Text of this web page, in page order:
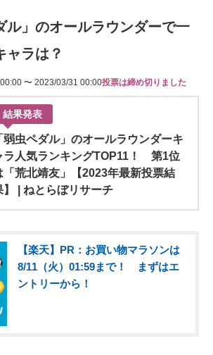
ル」のオールラウンダーで一
ャラは？
〜 2023/03/31 00:00投票は締め切りました
結果発表
弱虫ペダル」のオールラウンダーキ
ラ人気ランキングTOP11！ 第1位
「荒北靖友」【2023年最新投票結
】 | ねとらぼリサーチ
【楽天】PR：お買い物マラソンは
8/11（火）01:59まで！ まずはエ
ントリーから！